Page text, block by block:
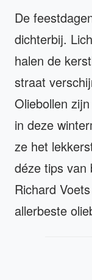
De
dichterbij.
halen de
straat
Oliebollen
in deze
ze het
déze tips van
Richard
allerbeste